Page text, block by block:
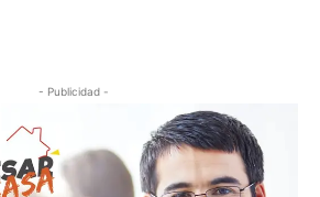
- Publicidad -